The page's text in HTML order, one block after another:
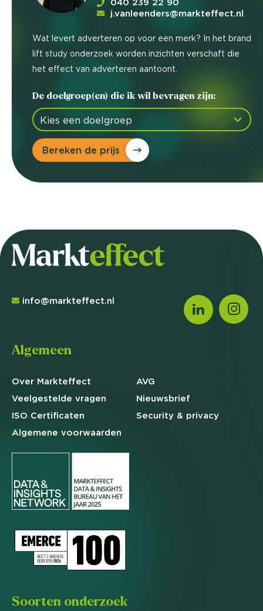
j.vanleenders@markteffect.nl
Wat levert adverteren op voor een merk? In het brand
lift study onderzoek worden inzichten verschaft die
het effect van adverteren aantoont.
De doelgroep(en) die ik wil bevragen zijn:
Bereken de prijs
info@markteffect.nl
Algemeen
Over Markteffect
Veelgestelde vragen
ISO Certificaten
Algemene voorwaarden
AVG
Nieuwsbrief
Security & privacy
Soorten onderzoek